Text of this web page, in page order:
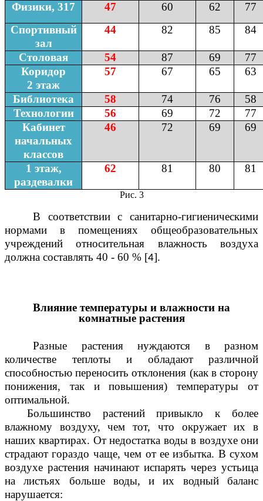
Физики, 317 47 60 62
77
Спортивный
зал
44 82 85 84
Столовая 54 87 69
77
Коридор
2 этаж
57 67 65 63
Библиотека 58 74 76
58
Технологии
56 69 72
77
Кабинет
начальных
классов
46 72 69 69
1 этаж,
раздевалки
62 81 80 81
Рис. 3
В соответствии с санитарно-гигиеническими
нормами в помещениях общеобразовательных
учреждений относительная влажность воздуха
должна составлять 40 - 60 % [4].
Влияние температуры и влажности на
комнатные растения
Разные растения нуждаются в разном
количестве теплоты и обладают различной
способностью переносить отклонения (как в сторону
понижения, так и повышения) температуры от
оптимальной.
Большинство растений привыкло к более
влажному воздуху, чем тот, что окружает их в
наших квартирах. От недостатка воды в воздухе они
страдают гораздо чаще, чем от ее избытка. В сухом
воздухе растения начинают испарять через устьица
на листьях больше воды, и их водный баланс
нарушается: